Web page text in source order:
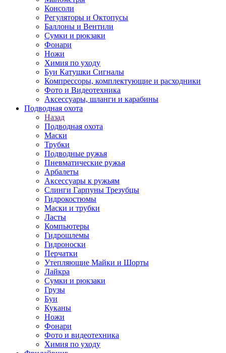
Консоли
Регуляторы и Октопусы
Баллоны и Вентили
Сумки и рюкзаки
Фонари
Ножи
Химия по уходу
Буи Катушки Сигналы
Компрессоры, комплектующие и расходники
Фото и Видеотехника
Аксессуары, шланги и карабины
Подводная охота
Назад
Подводная охота
Маски
Трубки
Подводные ружья
Пневматические ружья
Арбалеты
Аксессуары к ружьям
Слинги Гарпуны Трезубцы
Гидрокостюмы
Маски и трубки
Ласты
Компьютеры
Гидрошлемы
Гидроноски
Перчатки
Утепляющие Майки и Шорты
Лайкра
Сумки и рюкзаки
Грузы
Буи
Куканы
Ножи
Фонари
Фото и видеотехника
Химия по уходу